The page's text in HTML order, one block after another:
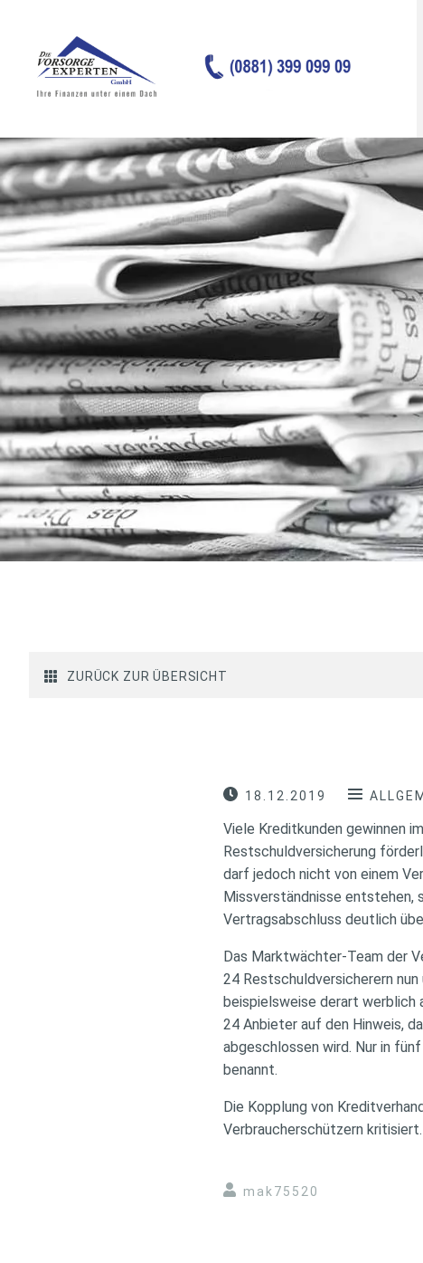
ZURÜCK ZUR ÜBERSICHT
18.12.2019
Viele Kreditkunden gewinnen
Restschuldversicherung
darf jedoch nicht von einem
Missverständnisse entstehen,
Vertragsabschluss deutlich
Das Marktwächter-Team der
24 Restschuldversicherern
beispielsweise derart werblich
24 Anbieter auf den Hinweis,
abgeschlossen wird. Nur in
benannt.
Die Kopplung von
Verbraucherschützern
mak75520